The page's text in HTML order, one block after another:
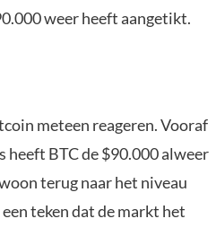
weer heeft aangetikt.
meteen reageren. Vooraf
heeft BTC de $90.000 alweer
terug naar het niveau
teken dat de markt het